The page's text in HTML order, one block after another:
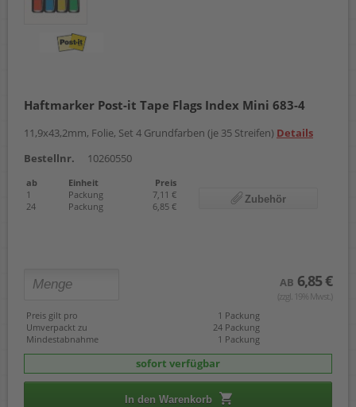
Haftmarker Post-it Tape Flags Index Mini 683-4
11,9x43,2mm, Folie, Set 4 Grundfarben (je 35 Streifen) Details
Bestellnr.
10260550
ab Einheit
Preis
1
Packung
7,11 €
24
Packung 6,85 €
Zubehör
AB 6,85 €
(zzgl. 19% Mwst.)
Preis gilt pro
1 Packung
Umverpackt zu
24 Packung
Mindestabnahme
1 Packung
sofort verfügbar
In den Warenkorb